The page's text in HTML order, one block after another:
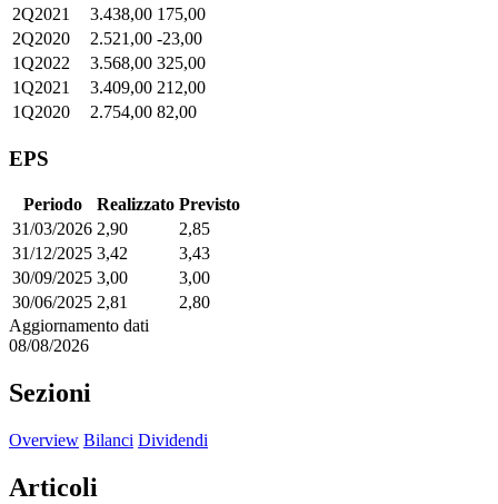
2Q2021
3.438,00 175,00
2Q2020
2.521,00 -23,00
1Q2022
3.568,00 325,00
1Q2021
3.409,00 212,00
1Q2020
2.754,00 82,00
EPS
Periodo Realizzato Previsto
31/03/2026 2,90
2,85
31/12/2025 3,42
3,43
30/09/2025 3,00
3,00
30/06/2025 2,81
2,80
Aggiornamento dati
08/08/2026
Sezioni
Overview Bilanci Dividendi
Articoli